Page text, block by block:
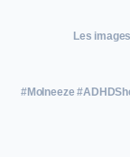
Les
#Molneeze